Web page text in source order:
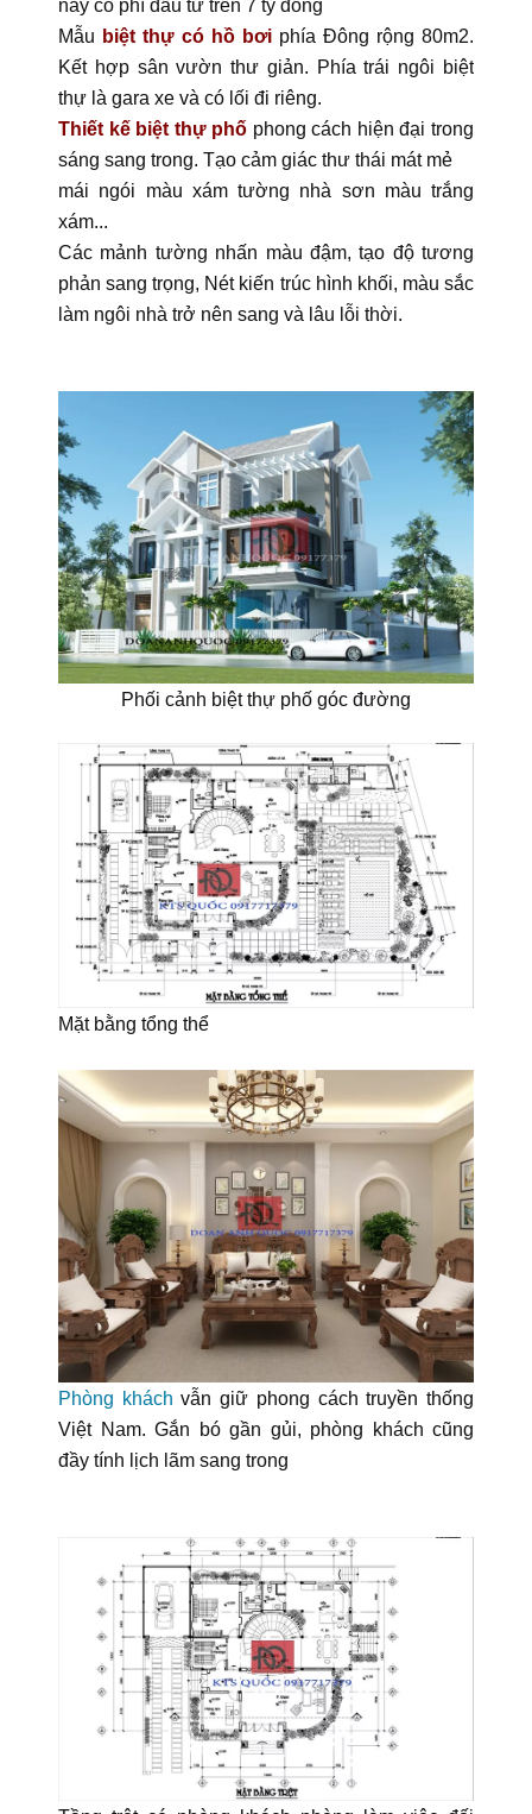
này có phí đầu tư trên 7 tỷ đồng
Mẫu biệt thự có hồ bơi phía Đông rộng 80m2.
Kết hợp sân vườn thư giản. Phía trái ngôi biệt
thự là gara xe và có lối đi riêng.
Thiết kế biệt thự phố phong cách hiện đại trong
sáng sang trong. Tạo cảm giác thư thái mát mẻ
mái ngói màu xám tường nhà sơn màu trắng
xám...
Các mảnh tường nhấn màu đậm, tạo độ tương
phản sang trọng, Nét kiến trúc hình khối, màu sắc
làm ngôi nhà trở nên sang và lâu lỗi thời.
Phối cảnh biệt thự phố góc đường
Mặt bằng tổng thể
Phòng khách vẫn giữ phong cách truyền thống
Việt Nam. Gắn bó gần gủi, phòng khách cũng
đầy tính lịch lãm sang trong